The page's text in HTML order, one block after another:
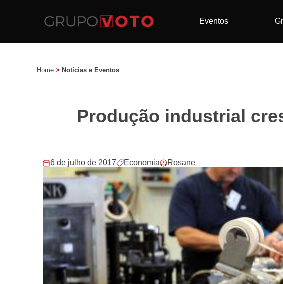
Eventos
Home > Notícias e Eventos
Produção industrial
6 de julho de 2017 Economia Rosane